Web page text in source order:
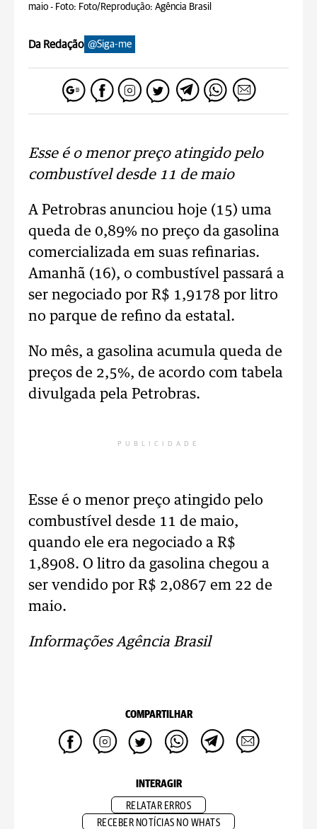
maio - Foto: Foto/Reprodução: Agência Brasil
Da Redação @Siga-me
Esse é o menor preço atingido pelo
combustível desde 11 de maio
A Petrobras anunciou hoje (15) uma
queda de 0,89% no preço da gasolina
comercializada em suas refinarias.
Amanhã (16), o combustível passará a
ser negociado por R$ 1,9178 por litro
no parque de refino da estatal.
No mês, a gasolina acumula queda de
preços de 2,5%, de acordo com tabela
divulgada pela Petrobras.
PUBLICIDADE
Esse é o menor preço atingido pelo
combustível desde 11 de maio,
quando ele era negociado a R$
1,8908. O litro da gasolina chegou a
ser vendido por R$ 2,0867 em 22 de
maio.
Informações Agência Brasil
COMPARTILHAR
INTERAGIR
RELATAR ERROS
RECEBER NOTÍCIAS NO WHATS